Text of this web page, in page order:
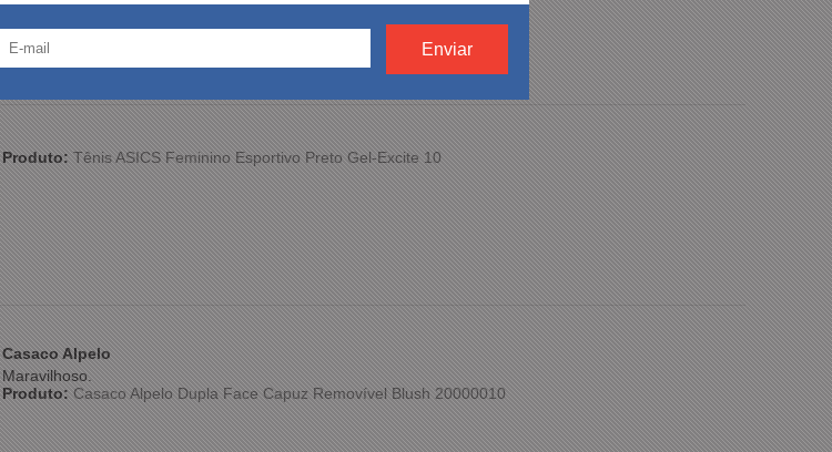
Produto:Tênis ASICS Feminino Esportivo Preto Gel-Excite 10
Casaco Alpelo
Maravilhoso.
Produto:Casaco Alpelo Dupla Face Capuz Removível Blush 20000010